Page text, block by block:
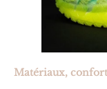
Matériaux,